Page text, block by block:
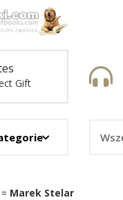
Gift
= Marek Stelar